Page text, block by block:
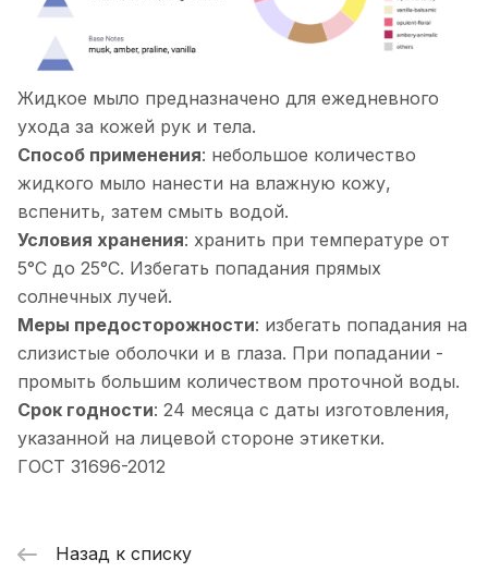
Жидкое мыло предназначено для ежедневного
ухода за кожей рук и тела.
Способ применения: небольшое количество
жидкого мыло нанести на влажную кожу,
вспенить, затем смыть водой.
Условия хранения: хранить при температуре от
5°С до 25°С. Избегать попадания прямых
солнечных лучей.
Меры предосторожности: избегать попадания на
слизистые оболочки и в глаза. При попадании -
промыть большим количеством проточной воды.
Срок годности: 24 месяца с даты изготовления,
указанной на лицевой стороне этикетки.
ГОСТ 31696-2012
Назад к списку